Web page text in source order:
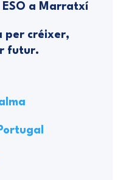
ESO a Marratxí
per créixer,
futur.